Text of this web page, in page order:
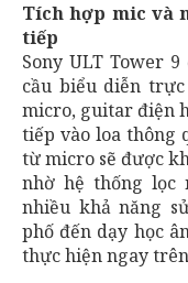
Tích hợp mic và
tiếp
Sony ULT Tower
cầu biểu diễn
micro, guitar điện
tiếp vào loa thông
từ micro sẽ được
nhờ hệ thống lọc
nhiều khả năng
phố đến dạy học
thực hiện ngay